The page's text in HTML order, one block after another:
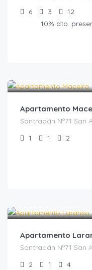
6
3
12
10% dto.
Apartamento
1
1 2
Apartamento
2
1 4